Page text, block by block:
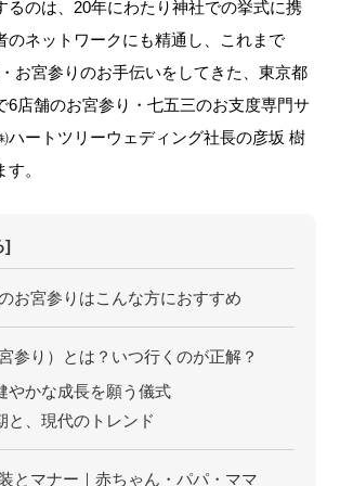
るのは、20年にわたり神社での挙式に携
のネットワークにも精通し、これまで
お宮参りのお手伝いをしてきた、東京都
6店舗のお宮参り・七五三のお支度専門サ
ハートツリーウェディング社長の彦坂 樹
。
]
お宮参りはこんな方におすすめ
参り）とは？いつ行くのが正解？
やかな成長を願う儀式
と、現代のトレンド
とマナー｜赤ちゃん・パパ・ママ